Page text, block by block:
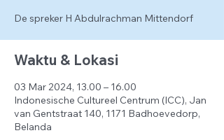
De spreker H Abdulrachman Mittendorf
Waktu & Lokasi
03 Mar 2024, 13.00 – 16.00
Indonesische Cultureel Centrum (ICC), Jan
van Gentstraat 140, 1171 Badhoevedorp,
Belanda